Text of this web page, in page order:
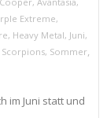
Extreme,
, Heavy Metal, Juni,
Scorpions, Sommer,
im Juni statt und